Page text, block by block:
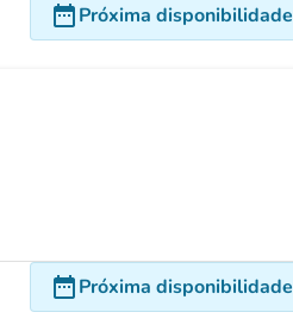
date_rangePróxima disponibilidade
date_rangePróxima disponibilidade